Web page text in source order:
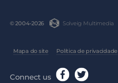
© 2004-2026 Solveig Multimedia
Mapa do site Política de privacidade
Connect us